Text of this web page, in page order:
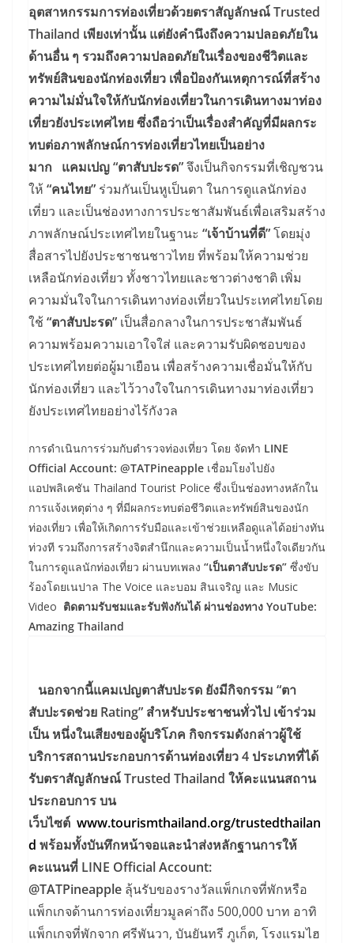
อุตสาหกรรมการท่องเที่ยวด้วยตราสัญลักษณ์ Trusted
Thailand เพียงเท่านั้น แต่ยังคำนึงถึงความปลอดภัยใน
ด้านอื่น ๆ รวมถึงความปลอดภัยในเรื่องของชีวิตและ
ทรัพย์สินของนักท่องเที่ยว เพื่อป้องกันเหตุการณ์ที่สร้าง
ความไม่มั่นใจให้กับนักท่องเที่ยวในการเดินทางมาท่อง
เที่ยวยังประเทศไทย ซึ่งถือว่าเป็นเรื่องสำคัญที่มีผลกระ
ทบต่อภาพลักษณ์การท่องเที่ยวไทยเป็นอย่าง
มาก แคมเปญ “ตาสับปะรด”จึงเป็นกิจกรรมที่เชิญชวน
ให้“คนไทย” ร่วมกันเป็นหูเป็นตา ในการดูแลนักท่อง
เที่ยว และเป็นช่องทางการประชาสัมพันธ์เพื่อเสริมสร้าง
ภาพลักษณ์ประเทศไทยในฐานะ “เจ้าบ้านที่ดี”โดยมุ่ง
สื่อสารไปยังประชาชนชาวไทย ที่พร้อมให้ความช่วย
เหลือนักท่องเที่ยว ทั้งชาวไทยและชาวต่างชาติ เพิ่ม
ความมั่นใจในการเดินทางท่องเที่ยวในประเทศไทยโดย
ใช้“ตาสับปะรด” เป็นสื่อกลางในการประชาสัมพันธ์
ความพร้อมความเอาใจใส่ และความรับผิดชอบของ
ประเทศไทยต่อผู้มาเยือน เพื่อสร้างความเชื่อมั่นให้กับ
นักท่องเที่ยว และไว้วางใจในการเดินทางมาท่องเที่ยว
ยังประเทศไทยอย่างไร้กังวล
การดำเนินการร่วมกับตำรวจท่องเที่ยว โดย จัดทำ LINE
Official Account: @TATPineapple เชื่อมโยงไปยัง
แอปพลิเคชัน Thailand Tourist Police ซึ่งเป็นช่องทางหลักใน
การแจ้งเหตุต่าง ๆ ที่มีผลกระทบต่อชีวิตและทรัพย์สินของนัก
ท่องเที่ยว เพื่อให้เกิดการรับมือและเข้าช่วยเหลือดูแลได้อย่างทัน
ท่วงที รวมถึงการสร้างจิตสำนึกและความเป็นน้ำหนึ่งใจเดียวกัน
ในการดูแลนักท่องเที่ยว ผ่านบทเพลง “เป็นตาสับปะรด” ซึ่งขับ
ร้องโดยเนปาล The Voice และบอม สินเจริญ และ Music
Video ติดตามรับชมและรับฟังกันได้ ผ่านช่องทาง YouTube:
Amazing Thailand
นอกจากนี้แคมเปญตาสับปะรด ยังมีกิจกรรม “ตา
สับปะรดช่วย Rating” สำหรับประชาชนทั่วไป เข้าร่วม
เป็น หนึ่งในเสียงของผู้บริโภค กิจกรรมดังกล่าวผู้ใช้
บริการสถานประกอบการด้านท่องเที่ยว 4 ประเภทที่ได้
รับตราสัญลักษณ์ Trusted Thailand ให้คะแนนสถาน
ประกอบการ บน
เว็บไซต์ www.tourismthailand.org/trustedthailan
d พร้อมทั้งบันทึกหน้าจอและนำส่งหลักฐานการให้
คะแนนที่ LINE Official Account:
@TATPineapple ลุ้นรับของรางวัลแพ็กเกจที่พักหรือ
แพ็กเกจด้านการท่องเที่ยวมูลค่าถึง 500,000 บาท อาทิ
แพ็กเกจที่พักจาก ศรีพันวา, บันยันทรี ภูเก็ต, โรงแรมไฮ